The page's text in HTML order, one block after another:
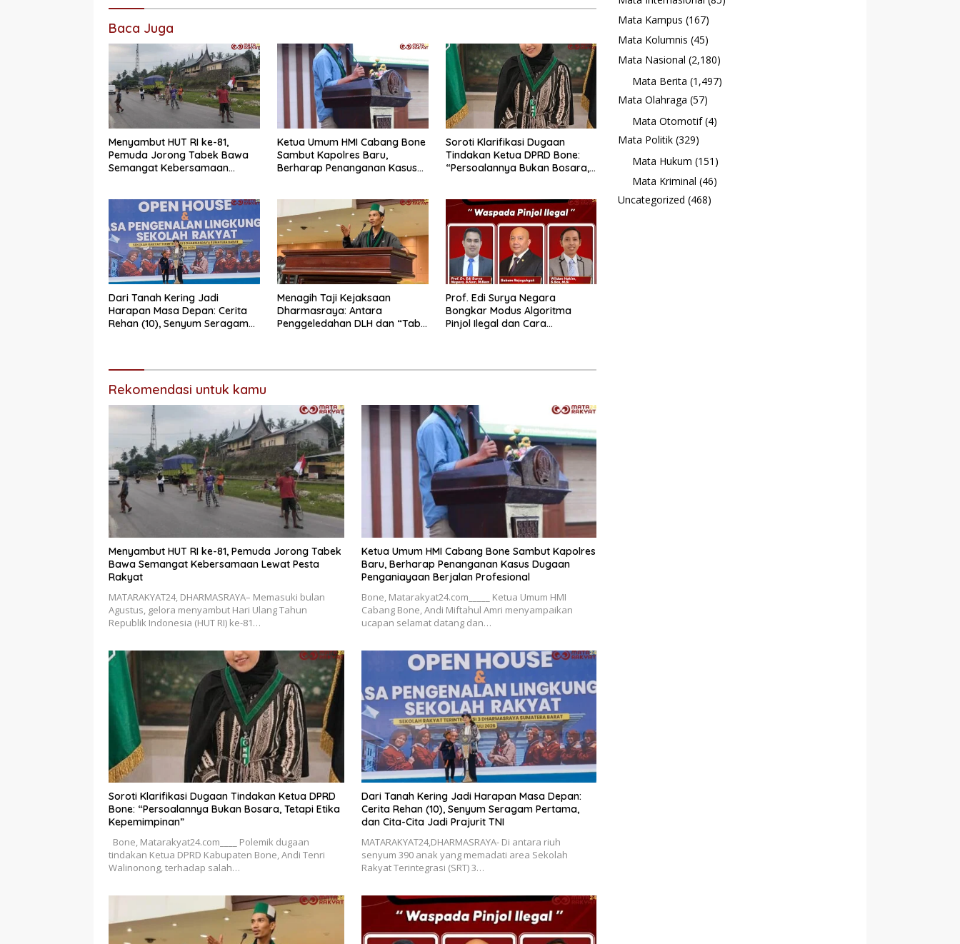
Baca Juga
Menyambut HUT RI ke-81,
Pemuda Jorong Tabek Bawa
Semangat Kebersamaan
Ketua Umum HMI Cabang Bone
Sambut Kapolres Baru,
Berharap Penanganan Kasus
Soroti Klarifikasi Dugaan
Tindakan Ketua DPRD Bone:
“Persoalannya Bukan Bosara,
Dari Tanah Kering Jadi
Harapan Masa Depan: Cerita
Rehan (10), Senyum Seragam
Menagih Taji Kejaksaan
Dharmasraya: Antara
Penggeledahan DLH dan “Tabir
Prof. Edi Surya Negara
Bongkar Modus Algoritma
Pinjol Ilegal dan Cara
Rekomendasi untuk kamu
Menyambut HUT RI ke-81, Pemuda Jorong Tabek
Bawa Semangat Kebersamaan Lewat Pesta
Rakyat
MATARAKYAT24, DHARMASRAYA– Memasuki bulan
Agustus, gelora menyambut Hari Ulang Tahun
Republik Indonesia (HUT RI) ke-81…
Ketua Umum HMI Cabang Bone Sambut Kapolres
Baru, Berharap Penanganan Kasus Dugaan
Penganiayaan Berjalan Profesional
Bone, Matarakyat24.com_____ Ketua Umum HMI
Cabang Bone, Andi Miftahul Amri menyampaikan
ucapan selamat datang dan…
Soroti Klarifikasi Dugaan Tindakan Ketua DPRD
Bone: “Persoalannya Bukan Bosara, Tetapi Etika
Kepemimpinan”
Bone, Matarakyat24.com____ Polemik dugaan
tindakan Ketua DPRD Kabupaten Bone, Andi Tenri
Walinonong, terhadap salah…
Dari Tanah Kering Jadi Harapan Masa Depan:
Cerita Rehan (10), Senyum Seragam Pertama,
dan Cita-Cita Jadi Prajurit TNI
MATARAKYAT24,DHARMASRAYA- Di antara riuh
senyum 390 anak yang memadati area Sekolah
Rakyat Terintegrasi (SRT) 3…
Mata Kampus (167)
Mata Kolumnis (45)
Mata Nasional (2,180)
Mata Berita (1,497)
Mata Olahraga (57)
Mata Otomotif(4)
Mata Politik (329)
Mata Hukum (151)
Mata Kriminal (46)
Uncategorized (468)